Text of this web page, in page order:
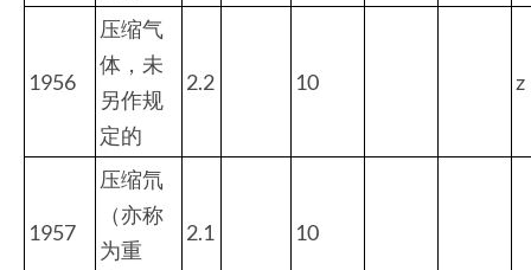
1956
压缩气
体，未
另作规
定的
2.2 10 z
1957
压缩氘
（亦称
为重
2.1 10